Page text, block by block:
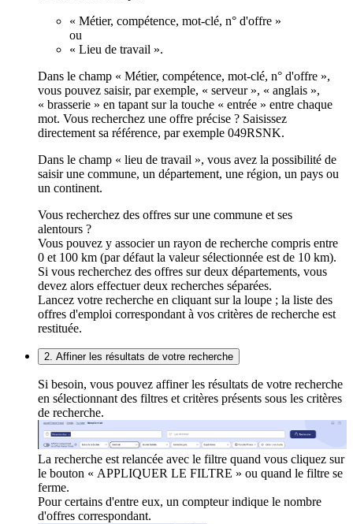
« Métier, compétence, mot-clé, n° d'offre »
ou
« Lieu de travail ».
Dans le champ « Métier, compétence, mot-clé, n° d'offre »,
vous pouvez saisir, par exemple, « serveur », « anglais »,
« brasserie » en tapant sur la touche « entrée » entre chaque
mot. Vous recherchez une offre précise ? Saisissez
directement sa référence, par exemple 049RSNK.
Dans le champ « lieu de travail », vous avez la possibilité de
saisir une commune, un département, une région, un pays ou
un continent.
Vous recherchez des offres sur une commune et ses
alentours ?
Vous pouvez y associer un rayon de recherche compris entre
0 et 100 km (par défaut la valeur sélectionnée est de 10 km).
Si vous recherchez des offres sur deux départements, vous
devez alors effectuer deux recherches séparées.
Lancez votre recherche en cliquant sur la loupe ; la liste des
offres d'emploi correspondant à vos critères de recherche est
restituée.
2. Affiner les résultats de votre recherche
Si besoin, vous pouvez affiner les résultats de votre recherche
en sélectionnant des filtres et critères présents sous les critères
de recherche.
La recherche est relancée avec le filtre quand vous cliquez sur
le bouton « APPLIQUER LE FILTRE » ou quand le filtre se
ferme.
Pour certains d'entre eux, un compteur indique le nombre
d'offres correspondant.